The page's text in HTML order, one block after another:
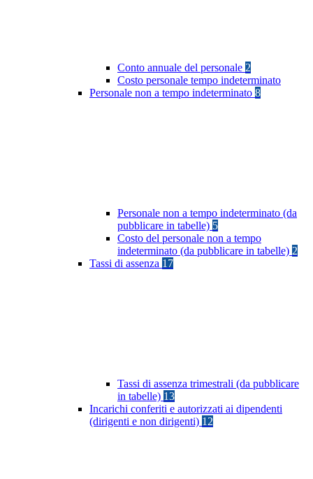
Conto annuale del personale 2
Costo personale tempo indeterminato
Personale non a tempo indeterminato 8
Personale non a tempo indeterminato (da
pubblicare in tabelle) 5
Costo del personale non a tempo
indeterminato (da pubblicare in tabelle) 2
Tassi di assenza 17
Tassi di assenza trimestrali (da pubblicare
in tabelle) 13
Incarichi conferiti e autorizzati ai dipendenti
(dirigenti e non dirigenti) 12